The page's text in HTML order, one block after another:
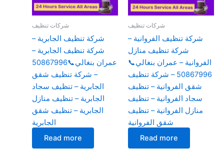
شركات تنظيف
شركة تنظيف الجابرية –
شركة تنظيف الجابرية –
عمران بنغالي📞50867996
– شركة تنظيف شقق
الجابرية – تنظيف سجاد
الجابرية – تنظيف منازل
الجابرية – تنظيف شقق
الجابرية
Read more
شركات تنظيف
شركة تنظيف الفروانية –
شركة تنظيف منازل
الفروانية – عمران بنغالي📞
50867996 – شركة تنظيف
شقق الفروانية – تنظيف
سجاد الفروانية – تنظيف
منازل الفروانية – تنظيف
شقق الفروانية
Read more